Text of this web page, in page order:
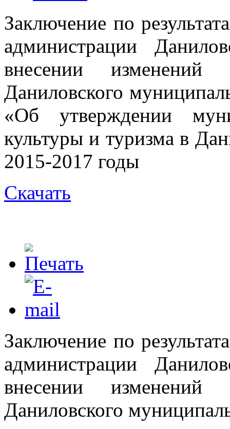
Заключение по
администрации
внесении изменений
Даниловского
«Об утверждении
культуры и туризма в
2015-2017 годы
Скачать
Заключение по
администрации
внесении изменений
Даниловского